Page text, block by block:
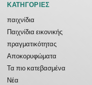
ΚΑΤΗΓΟΡΊΕΣ
παιχνίδια
Παιχνίδια εικονικής
πραγματικότητας
Αποκορυφώματα
Τα πιο κατεβασμένα
Νέα